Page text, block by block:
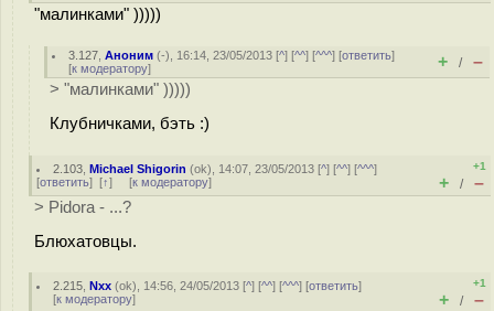
"малинками" )))))
3.127 ,Аноним (-), 16:14, 23/05/2013 [^] [^^] [^^^] [ответить]
[к модератору] + / –
> "малинками" )))))
Клубничками, бэть :)
2.103 ,Michael Shigorin (ok), 14:07, 23/05/2013 [^] [^^] [^^^]
[ответить] [↑] [к модератору]
+1
+ / –
> Pidora - ...?
Блюхатовцы.
2.215 ,Nxx (ok), 14:56, 24/05/2013 [^] [^^] [^^^] [ответить]
[к модератору]
+1
+ / –